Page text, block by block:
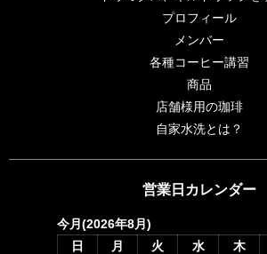
プロフィール
メンバー
各種コーヒー講習
商品
店舗様用の珈琲
自家水洗とは？
営業日カレンダー
今月(2026年8月)
日
月 火 水 木